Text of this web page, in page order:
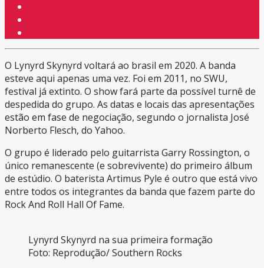
O Lynyrd Skynyrd voltará ao brasil em 2020. A banda
esteve aqui apenas uma vez. Foi em 2011, no SWU,
festival já extinto. O show fará parte da possível turnê de
despedida do grupo. As datas e locais das apresentações
estão em fase de negociação, segundo o jornalista José
Norberto Flesch, do Yahoo.
O grupo é liderado pelo guitarrista Garry Rossington, o
único remanescente (e sobrevivente) do primeiro álbum
de estúdio. O baterista Artimus Pyle é outro que está vivo
entre todos os integrantes da banda que fazem parte do
Rock And Roll Hall Of Fame.
Lynyrd Skynyrd na sua primeira formação
Foto: Reprodução/ Southern Rocks